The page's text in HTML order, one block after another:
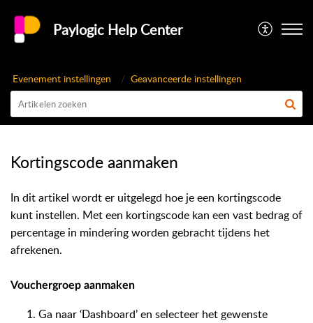
Paylogic Help Center
Evenement instellingen Geavanceerde instellingen
Kortingscode aanmaken
In dit artikel wordt er uitgelegd hoe je een kortingscode
kunt instellen. Met een kortingscode kan een vast bedrag of
percentage in mindering worden gebracht tijdens het
afrekenen.
Vouchergroep aanmaken
Ga naar ‘Dashboard’ en selecteer het gewenste